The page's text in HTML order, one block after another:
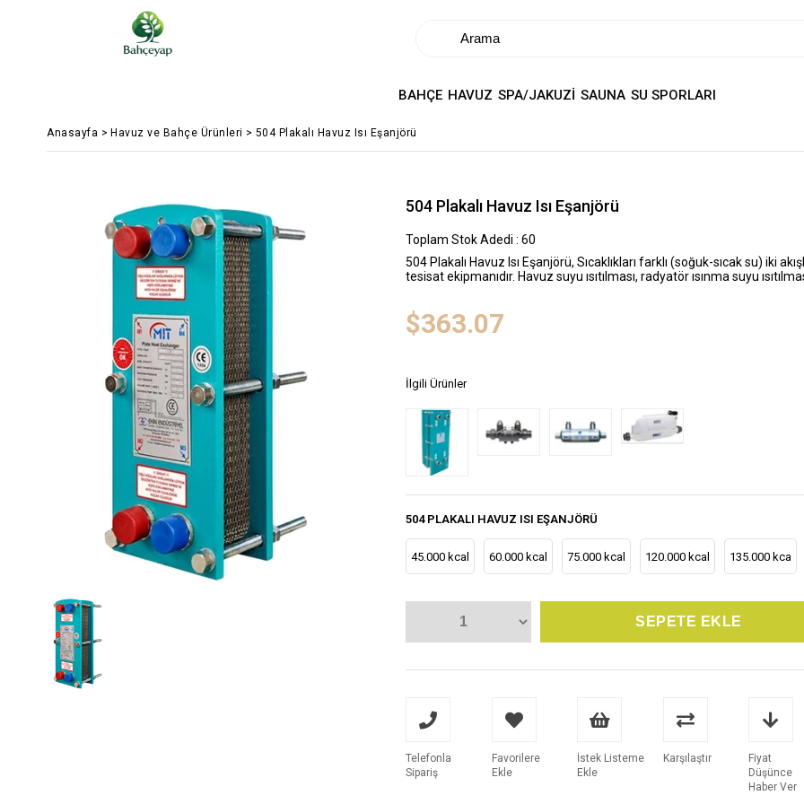
BAHÇE HAVUZ SPA/JAKUZİ SAUNA SU SPORLARI
Anasayfa > Havuz ve Bahçe Ürünleri > 504 Plakalı Havuz Isı Eşanjörü
504 Plakalı Havuz Isı Eşanjörü
Toplam Stok Adedi : 60
504 Plakalı Havuz Isı Eşanjörü, Sıcaklıkları farklı (soğuk-sıcak su) iki
tesisat ekipmanıdır. Havuz suyu ısıtılması, radyatör ısınma suyu
$363.07
İlgili Ürünler
504 PLAKALI HAVUZ ISI EŞANJÖRÜ
45.000 kcal 60.000 kcal 75.000 kcal 120.000 kcal 135.000 kca
Telefonla
Sipariş
Favorilere
Ekle
İstek Listeme
Ekle
Karşılaştır
Fiyat
Düşünce
Haber Ver